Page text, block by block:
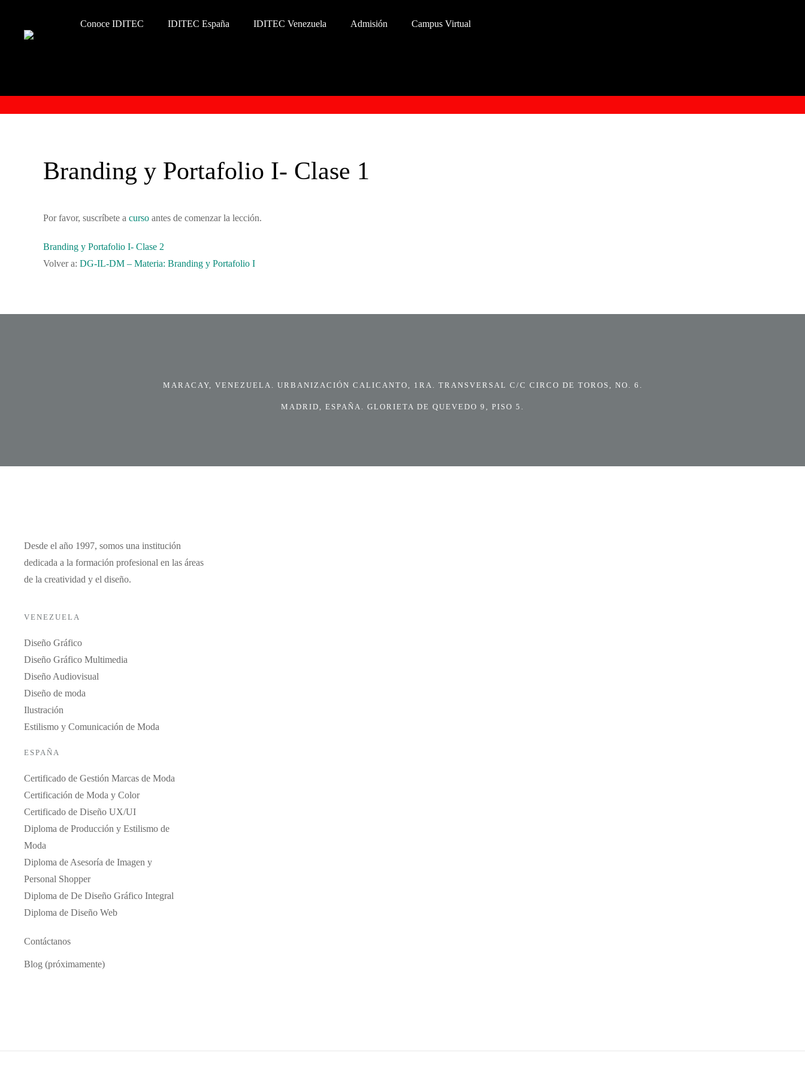
Conoce IDITEC IDITEC España IDITEC Venezuela Admisión Campus Virtual
Branding y Portafolio I- Clase 1
Por favor, suscríbete a curso antes de comenzar la lección.
Branding y Portafolio I- Clase 2
Volver a: DG-IL-DM – Materia: Branding y Portafolio I
MARACAY, VENEZUELA. URBANIZACIÓN CALICANTO, 1RA. TRANSVERSAL C/C CIRCO DE TOROS, NO. 6.
MADRID, ESPAÑA. GLORIETA DE QUEVEDO 9, PISO 5.
Desde el año 1997, somos una institución
dedicada a la formación profesional en las áreas
de la creatividad y el diseño.
VENEZUELA
Diseño Gráfico
Diseño Gráfico Multimedia
Diseño Audiovisual
Diseño de moda
Ilustración
Estilismo y Comunicación de Moda
ESPAÑA
Certificado de Gestión Marcas de Moda
Certificación de Moda y Color
Certificado de Diseño UX/UI
Diploma de Producción y Estilismo de
Moda
Diploma de Asesoría de Imagen y
Personal Shopper
Diploma de De Diseño Gráfico Integral
Diploma de Diseño Web
Contáctanos
Blog (próximamente)